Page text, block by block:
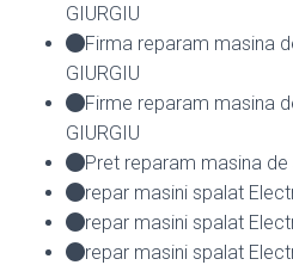
GIURGIU
Firma reparam masina
GIURGIU
Firme reparam masina
GIURGIU
Pret reparam masina
repar masini spalat
repar masini spalat
repar masini spalat